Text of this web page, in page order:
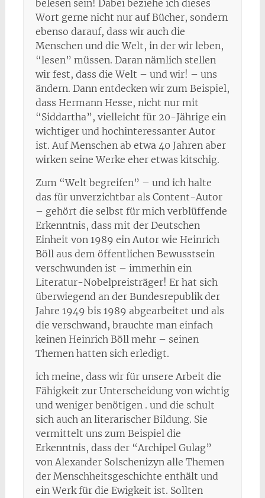
belesen sein! Dabei beziehe ich dieses
Wort gerne nicht nur auf Bücher, sondern
ebenso darauf, dass wir auch die
Menschen und die Welt, in der wir leben,
“lesen” müssen. Daran nämlich stellen
wir fest, dass die Welt – und wir! – uns
ändern. Dann entdecken wir zum Beispiel,
dass Hermann Hesse, nicht nur mit
“Siddartha”, vielleicht für 20-Jährige ein
wichtiger und hochinteressanter Autor
ist. Auf Menschen ab etwa 40 Jahren aber
wirken seine Werke eher etwas kitschig.
Zum “Welt begreifen” – und ich halte
das für unverzichtbar als Content-Autor
– gehört die selbst für mich verblüffende
Erkenntnis, dass mit der Deutschen
Einheit von 1989 ein Autor wie Heinrich
Böll aus dem öffentlichen Bewusstsein
verschwunden ist – immerhin ein
Literatur-Nobelpreisträger! Er hat sich
überwiegend an der Bundesrepublik der
Jahre 1949 bis 1989 abgearbeitet und als
die verschwand, brauchte man einfach
keinen Heinrich Böll mehr – seinen
Themen hatten sich erledigt.
ich meine, dass wir für unsere Arbeit die
Fähigkeit zur Unterscheidung von wichtig
und weniger benötigen . und die schult
sich auch an literarischer Bildung. Sie
vermittelt uns zum Beispiel die
Erkenntnis, dass der “Archipel Gulag”
von Alexander Solschenizyn alle Themen
der Menschheitsgeschichte enthält und
ein Werk für die Ewigkeit ist. Sollten